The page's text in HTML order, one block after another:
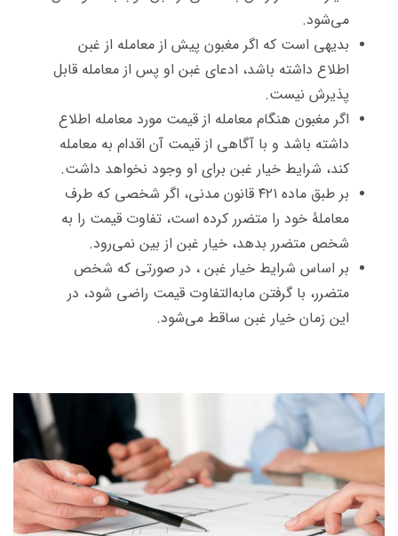
می‌شود.
بدیهی است که اگر مغبون پیش از معامله از غبن
اطلاع داشته باشد، ادعای غبن او پس از معامله قابل
پذیرش نیست.
اگر مغبون هنگام معامله از قیمت مورد معامله اطلاع
داشته باشد و با آگاهی از قیمت آن اقدام به معامله
کند، شرایط خیار غبن برای او وجود نخواهد داشت.
بر طبق ماده ۴۲۱ قانون مدنی، اگر شخصی که طرف
معاملۀ خود را متضرر کرده است،‌ تفاوت قیمت را به
شخص متضرر بدهد، خیار غبن از بین نمی‌رود.
بر اساس شرایط خیار غبن ، در صورتی که شخص
متضرر، با گرفتن مابه‌التفاوت قیمت راضی شود، در
این زمان خیار غبن ساقط می‌شود.